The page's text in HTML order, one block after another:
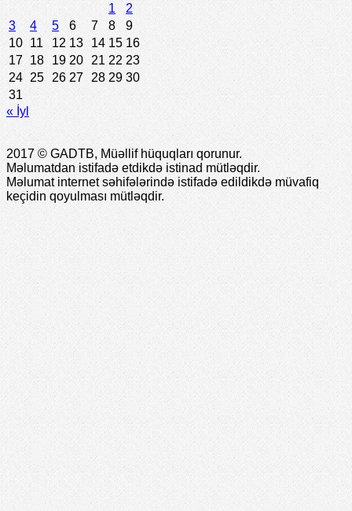
1
2
3
4 5 6 7 8
9
10 11 12 13 14 15 16
17 18 19 20 21 22 23
24 25 26 27 28 29 30
31
« İyl
2017 © GADTB, Müəllif hüquqları qorunur.
Məlumatdan istifadə etdikdə istinad mütləqdir.
Məlumat internet səhifələrində istifadə edildikdə müvafiq
keçidin qoyulması mütləqdir.